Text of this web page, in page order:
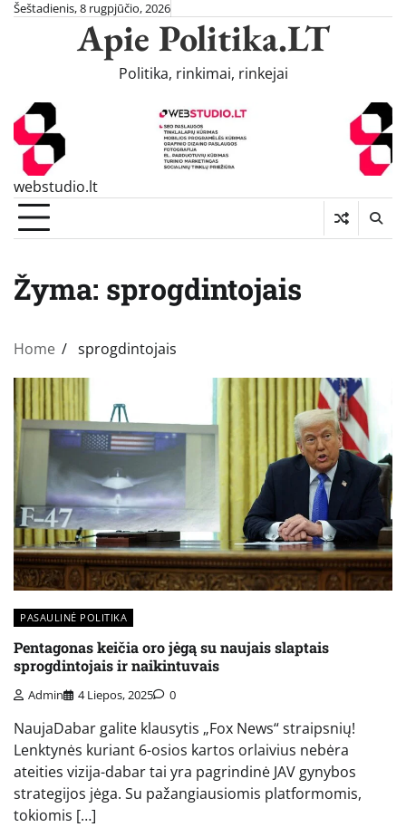
SkipŠeštadienis, 8 rugpjūčio, 2026
Apie Politika.LT
Politika, rinkimai, rinkejai
webstudio.lt
Žyma: sprogdintojais
Home sprogdintojais
PASAULINĖ POLITIKA
Pentagonas keičia oro jėgą su naujais slaptais
sprogdintojais ir naikintuvais
Admin 4 Liepos, 2025 0
NaujaDabar galite klausytis „Fox News“ straipsnių!
Lenktynės kuriant 6-osios kartos orlaivius nebėra
ateities vizija-dabar tai yra pagrindinė JAV gynybos
strategijos jėga. Su pažangiausiomis platformomis,
tokiomis […]